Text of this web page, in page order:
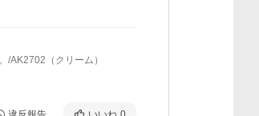
/AK2702（クリーム）